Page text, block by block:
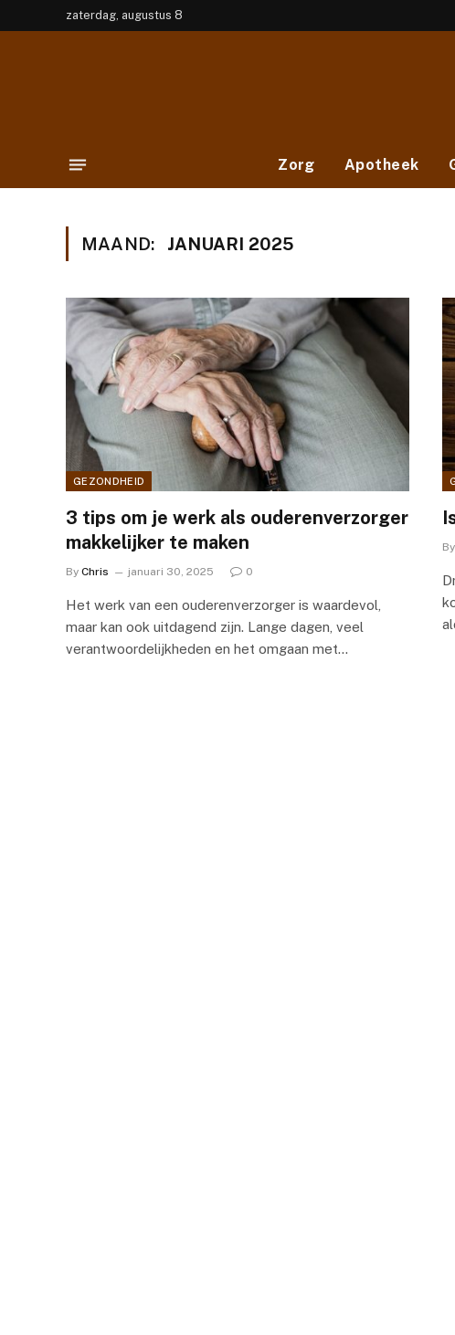
zaterdag, augustus 8
Zorg Apotheek
MAAND: JANUARI 2025
GEZONDHEID
3 tips om je werk als ouderenverzorger
makkelijker te maken
By Chris januari 30, 2025 0
Het werk van een ouderenverzorger is waardevol,
maar kan ook uitdagend zijn. Lange dagen, veel
verantwoordelijkheden en het omgaan met…
By